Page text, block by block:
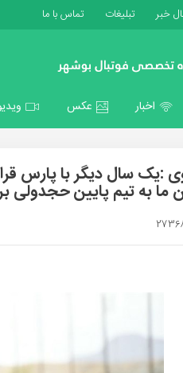
خبر تبلیغات تماس با ما
اخبار عکس
:یک سال دیگر با پارس
ما به تیم پایین